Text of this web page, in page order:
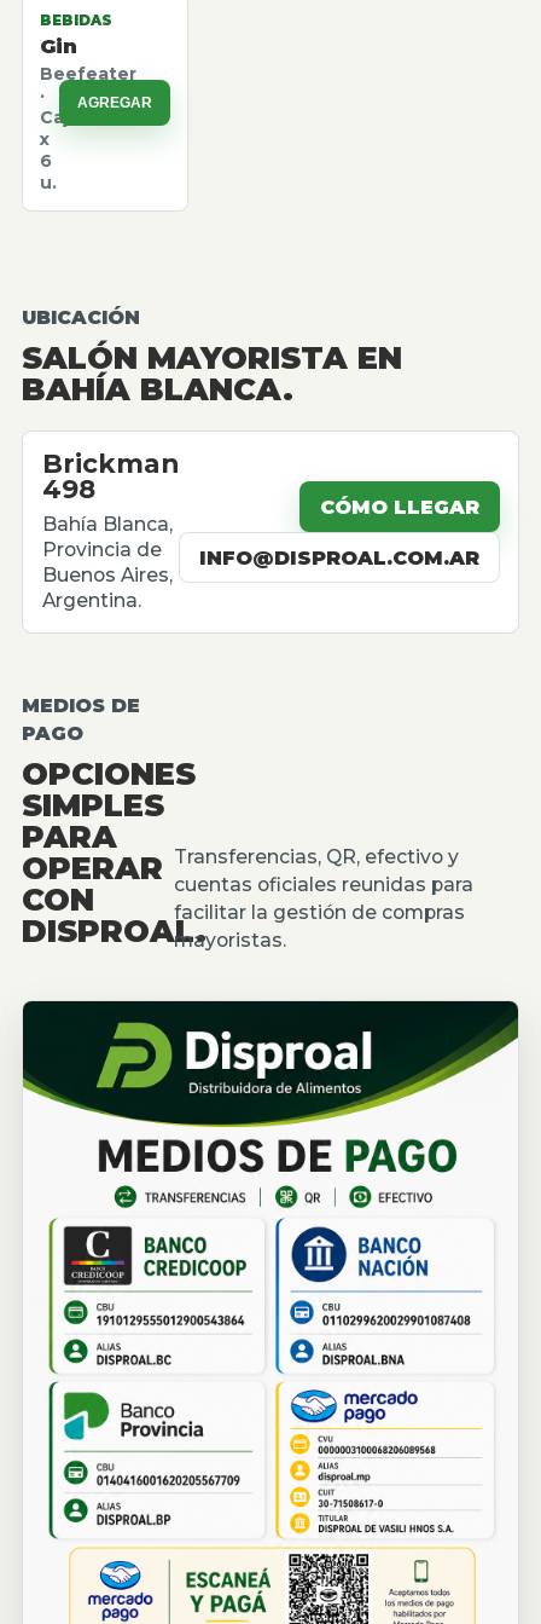
BEBIDAS
Gin
Beefeater
·
Caja
x
6
u.
AGREGAR
UBICACIÓN
SALÓN MAYORISTA EN
BAHÍA BLANCA.
Brickman
498
Bahía Blanca,
Provincia de
Buenos Aires,
Argentina.
CÓMO LLEGAR
INFO@DISPROAL.COM.AR
MEDIOS DE
PAGO
OPCIONES
SIMPLES
PARA
OPERAR
CON
DISPROAL.
Transferencias, QR, efectivo y
cuentas oficiales reunidas para
facilitar la gestión de compras
mayoristas.